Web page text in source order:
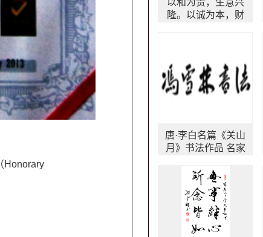
Honorary
以和为贵，生意兴
隆。以诚为本，财
唐·李白名篇《关山
月》书法作品 名家